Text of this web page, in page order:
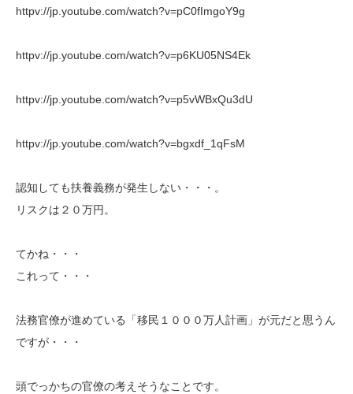
httpv://jp.youtube.com/watch?v=pC0fImgoY9g
httpv://jp.youtube.com/watch?v=p6KU05NS4Ek
httpv://jp.youtube.com/watch?v=p5vWBxQu3dU
httpv://jp.youtube.com/watch?v=bgxdf_1qFsM
認知しても扶養義務が発生しない・・・。
リスクは２０万円。
てかね・・・
これって・・・
法務官僚が進めている「移民１０００万人計画」が元だと思うん
ですが・・・
頭でっかちの官僚の考えそうなことです。